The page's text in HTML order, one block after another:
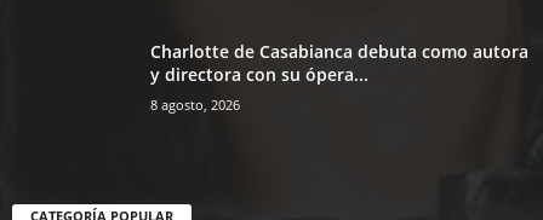
Charlotte de Casabianca debuta como autora
y directora con su ópera...
8 agosto, 2026
CATEGORÍA POPULAR